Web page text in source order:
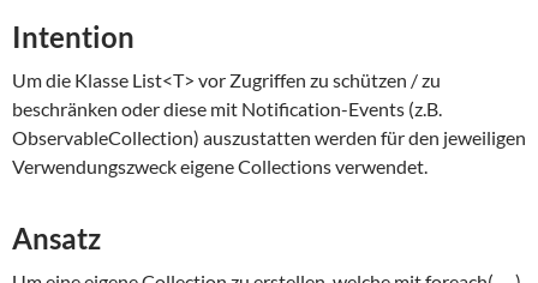
Intention
Um die Klasse List<T> vor Zugriffen zu schützen / zu
beschränken oder diese mit Notification-Events (z.B.
ObservableCollection) auszustatten werden für den jeweiligen
Verwendungszweck eigene Collections verwendet.
Ansatz